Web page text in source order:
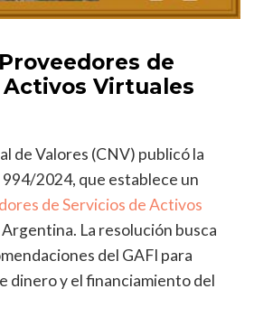
de
Virtuales
de Valores (CNV) publicó la
2024, que establece un
de Servicios de Activos
Argentina. La resolución busca
del GAFI para
dinero y el financiamiento del